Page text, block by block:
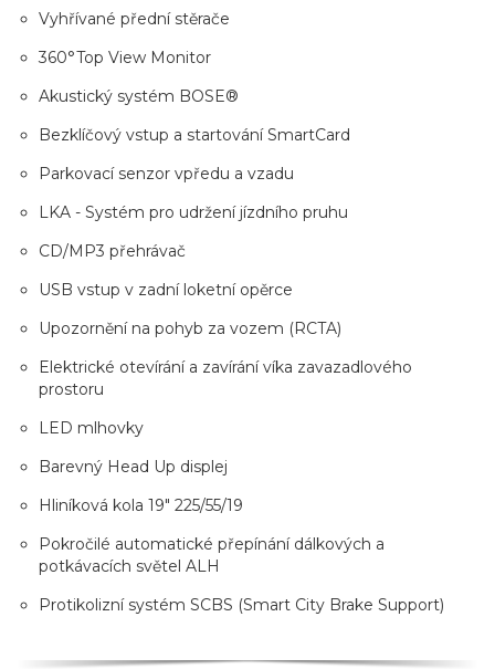
Vyhřívané přední stěrače
360°Top View Monitor
Akustický systém BOSE®
Bezklíčový vstup a startování SmartCard
Parkovací senzor vpředu a vzadu
LKA - Systém pro udržení jízdního pruhu
CD/MP3 přehrávač
USB vstup v zadní loketní opěrce
Upozornění na pohyb za vozem (RCTA)
Elektrické otevírání a zavírání víka zavazadlového
prostoru
LED mlhovky
Barevný Head Up displej
Hliníková kola 19" 225/55/19
Pokročilé automatické přepínání dálkových a
potkávacích světel ALH
Protikolizní systém SCBS (Smart City Brake Support)